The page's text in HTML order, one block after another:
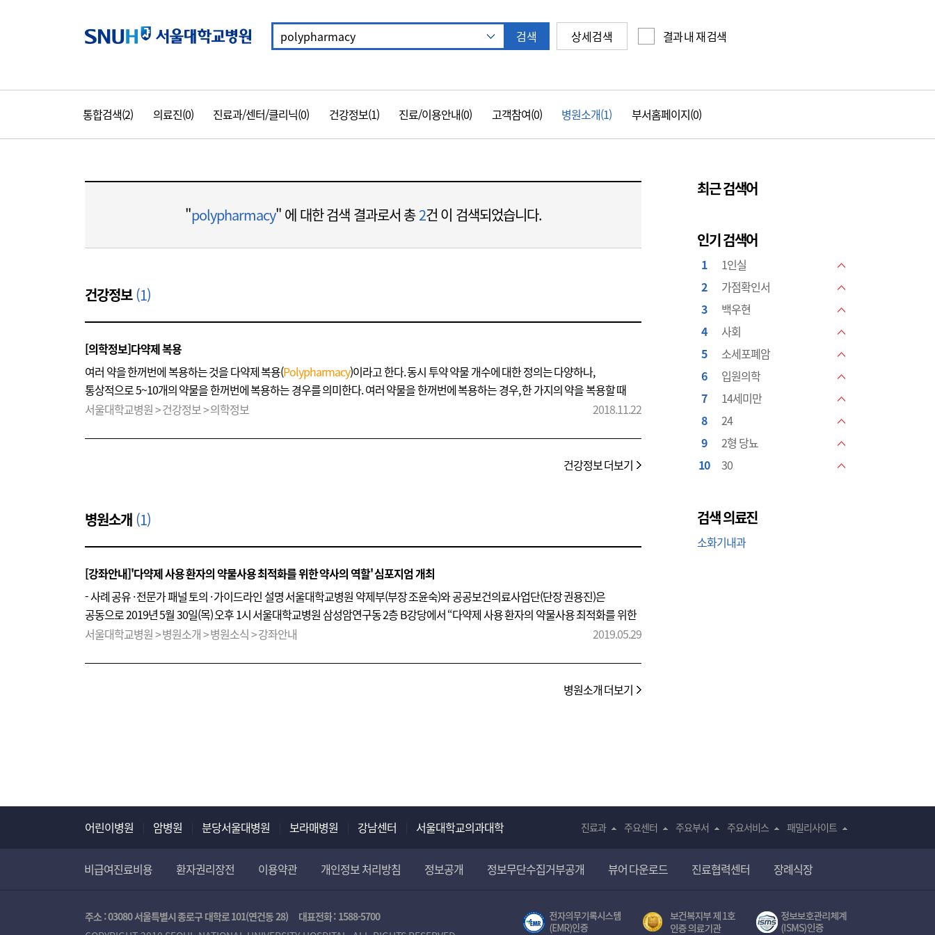
서울대학교병원 자동 추천 기능 열기
자동 추천 기능 닫기
검색 상세검색 결과 내 재 검색
메
통합검색(2) 의료진(0) 진료과/센터/클리닉(0) 건강정보(1) 진료/이용안내(0) 고객참여(0) 병원소개(1) 부서홈페이지(0)
"polypharmacy" 에 대한 검색 결과로서 총2건 이 검색되었습니다.
건강정보(1)
[의학정보]다약제 복용
여러 약을 한꺼번에 복용하는 것을 다약제 복용(Polypharmacy)이라고 한다. 동시 투약 약물 개수에 대한 정의는 다양하나,
통상적으로 5~10개의 약물을 한꺼번에 복용하는 경우를 의미한다. 여러 약물을 한꺼번에 복용하는 경우, 한 가지의 약을 복용할 때
보다 약물 부작용이 나타날 확률이 높다.
서울대학교병원 > 건강정보 > 의학정보 2018.11.22
건강정보 더보기
병원소개 (1)
[강좌안내]'다약제 사용 환자의 약물사용 최적화를 위한 약사의 역할' 심포지엄 개최
- 사례 공유 · 전문가 패널 토의 · 가이드라인 설명 서울대학교병원 약제부(부장 조윤숙)와 공공보건의료사업단(단장 권용진)은
공동으로 2019년 5월 30일(목) 오후 1시 서울대학교병원 삼성암연구동 2층 B강당에서 “다약제 사용 환자의 약물사용 최적화를 위한
약사의 역할 심포지엄”을 개최한다. 주로 5가지 이상 약제를 사용하는 경우에 해당하는 다약제(
)사용 환자에서는 약물
꼭 필요한 약을 선별하여 적절하게 사용하는 것이 중요하다. 그러나 노인인구가 증가함에 따라 만성질환과 합병증으로 장기간 여러
종류의 약물을 복용하는 경우가 빈번해졌는데, 불필요한 약을 줄여 약물사용을 최적화하기 위한 활동의 중요성과 필요성에 대한
환자의 약물사용을 최적화하기 위해서는 의료진의 관련 활동에 대한 필요성 인지 및 도입, 충분한 설명을 통한 환자의 참여 유도,
대한 논의가 필요하다. 본 심포지엄을 통해 꼭 필요한 약물을 안전하게 사용하기 위한 활동이 보다 확대될 수 있는 실제적인 방안이
서울대학교병원 > 병원소개 > 병원소식 > 강좌안내 2019.05.29
병원소개 더보기
최근 검색어
인기 검색어
1 1인실
2
가점확인서
3
백우현
4
사회
5
소세포폐암
6
입원의학
7
14세미만
8
24
9
2형 당뇨
10
30
검색 의료진
소화기내과
어린이병원 암병원 분당서울대병원 보라매병원 강남센터 서울대학교의과대학 진료과 주요센터 주요부서 주요서비스 패밀리사이트
비급여진료비용 환자권리장전 이용약관 개인정보 처리방침 정보공개 정보무단수집거부공개 뷰어 다운로드 진료협력센터 장례식장
주소 : 03080 서울특별시 종로구 대학로 101(연건동 28) 대표전화 : 1588-5700
전자의무기록시스템(SNUH BESTCare 2.0)
보건복지부 제 1호